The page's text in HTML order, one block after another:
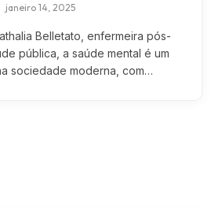
janeiro 14, 2025
Belletato, enfermeira pós-
pública, a saúde mental é um
sociedade moderna, com…